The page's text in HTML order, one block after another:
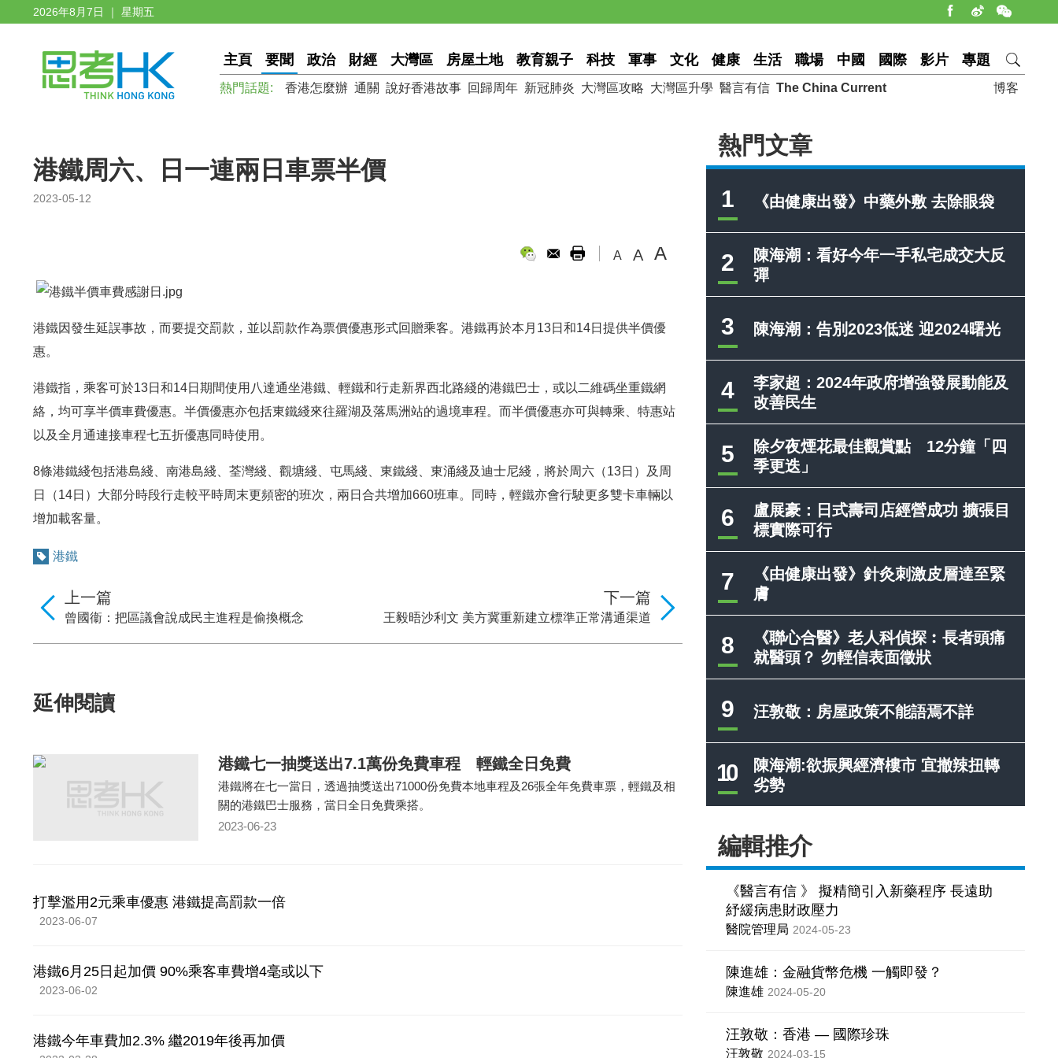
2026年8月7日 ｜ 星期五
主頁 要聞 政治 財經 大灣區 房屋土地 教育親子 科技 軍事 文化 健康 生活 職場 中國 國際 影片 專題
博客
熱門話題: 香港怎麼辦 通關 說好香港故事 回歸周年 新冠肺炎 大灣區攻略 大灣區升學 醫言有信 The China Current
熱門文章
1 《由健康出發》中藥外敷 去除眼袋
2
陳海潮：看好今年一手私宅成交大反
彈
3 陳海潮：告別2023低迷 迎2024曙光
4
李家超：2024年政府增強發展動能及
改善民生
5
除夕夜煙花最佳觀賞點 12分鐘「四
季更迭」
6
盧展豪：日式壽司店經營成功 擴張目
標實際可行
7
《由健康出發》針灸刺激皮層達至緊
膚
8
《聯心合醫》老人科偵探︰長者頭痛
就醫頭？ 勿輕信表面徵狀
9 汪敦敬：房屋政策不能語焉不詳
10
陳海潮:欲振興經濟樓市 宜撤辣扭轉
劣勢
編輯推介
《醫言有信 》 擬精簡引入新藥程序 長遠助
紓緩病患財政壓力
醫院管理局 2024-05-23
陳進雄：金融貨幣危機 一觸即發？
陳進雄 2024-05-20
汪敦敬：香港 — 國際珍珠
汪敦敬 2024-03-15
港鐵周六、日一連兩日車票半價
2023-05-12
A A A
港鐵因發生延誤事故，而要提交罰款，並以罰款作為票價優惠形式回贈乘客。港鐵再於本月13日和14日提供半價優
惠。
港鐵指，乘客可於13日和14日期間使用八達通坐港鐵、輕鐵和行走新界西北路綫的港鐵巴士，或以二維碼坐重鐵網
絡，均可享半價車費優惠。半價優惠亦包括東鐵綫來往羅湖及落馬洲站的過境車程。而半價優惠亦可與轉乘、特惠站
以及全月通連接車程七五折優惠同時使用。
8條港鐵綫包括港島綫、南港島綫、荃灣綫、觀塘綫、屯馬綫、東鐵綫、東涌綫及迪士尼綫，將於周六（13日）及周
日（14日）大部分時段行走較平時周末更頻密的班次，兩日合共增加660班車。同時，輕鐵亦會行駛更多雙卡車輛以
增加載客量。
港鐵
下一篇
王毅晤沙利文 美方冀重新建立標準正常溝通渠道
上一篇
曾國衞：把區議會說成民主進程是偷換概念
延伸閱讀
港鐵七一抽獎送出7.1萬份免費車程 輕鐵全日免費
港鐵將在七一當日，透過抽獎送出71000份免費本地車程及26張全年免費車票，輕鐵及相
關的港鐵巴士服務，當日全日免費乘搭。
2023-06-23
打擊濫用2元乘車優惠 港鐵提高罰款一倍
2023-06-07
港鐵6月25日起加價 90%乘客車費增4毫或以下
2023-06-02
港鐵今年車費加2.3% 繼2019年後再加價